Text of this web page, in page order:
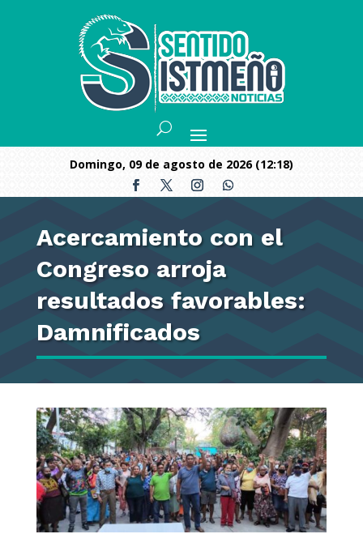
domingo, 09 de agosto de 2026 (12:18)
Acercamiento con el
Congreso arroja
resultados favorables:
Damnificados